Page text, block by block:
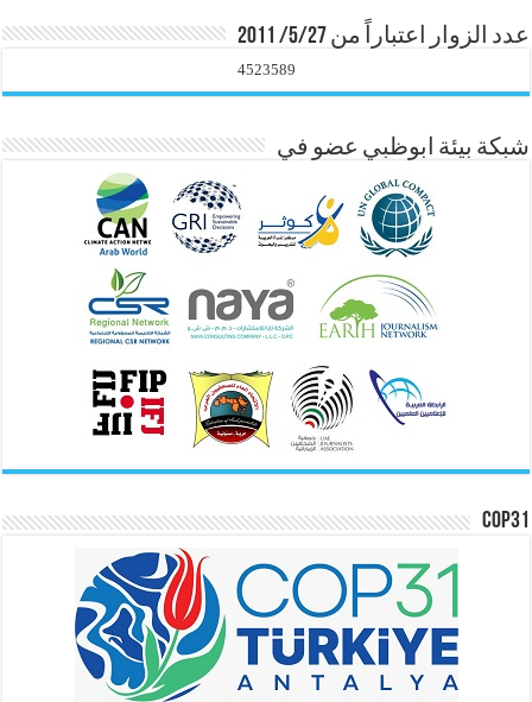
عدد الزوار اعتباراً من 5/27/ 2011
4523589
شبكة بيئة ابوظبي عضو في
COP31